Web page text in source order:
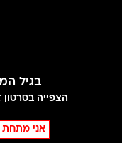
בגיל
הצפייה בסרטון זה
אני מתחת